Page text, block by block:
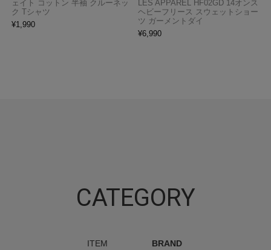
ェイト コットン 半袖 クルーネッ
ク Tシャツ
¥1,990
LES APPAREL HF02GD 14オンス
ヘビーフリース スウェットショー
ツ ガーメントダイ
¥6,990
CATEGORY
ITEM BRAND